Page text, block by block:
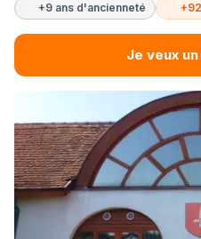
+9 ans d'ancienneté
Je veux